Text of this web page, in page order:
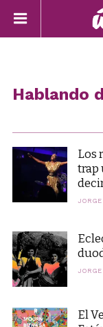
Hablando
Los
trap
JORGE
JORGE
El